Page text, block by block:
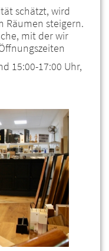
schätzt, wird
Räumen steigern.
mit der wir
15:00-17:00 Uhr,